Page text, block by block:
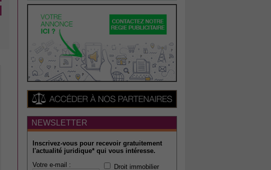
NEWSLETTER
Inscrivez-vous pour recevoir gratuitement
l'actualité juridique* qui vous intéresse.
Votre e-mail :
Droit immobilier